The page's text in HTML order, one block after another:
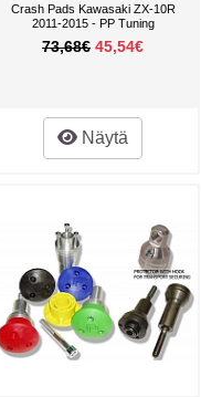
Crash Pads Kawasaki ZX-10R
2011-2015 - PP Tuning
73,68€ 45,54€
Näytä